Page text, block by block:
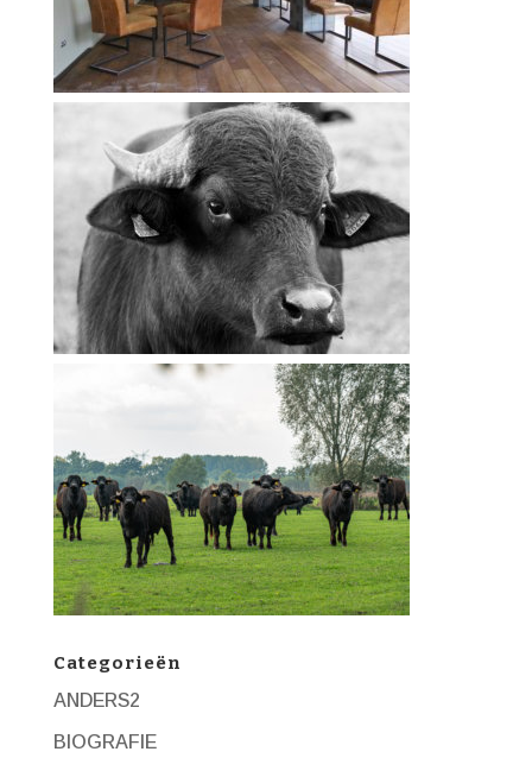
Categorieën
ANDERS2
BIOGRAFIE